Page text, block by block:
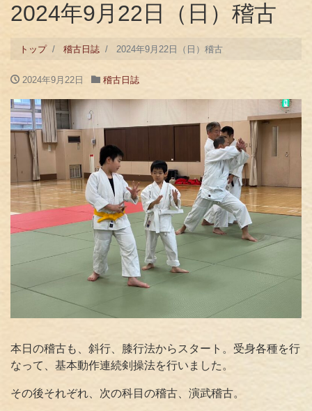
2024年9月22日（日）稽古
トップ 稽古日誌 2024年9月22日（日）稽古
2024年9月22日 稽古日誌
本日の稽古も、斜行、膝行法からスタート。受身各種を行
なって、基本動作連続剣操法を行いました。
その後それぞれ、次の科目の稽古、演武稽古。